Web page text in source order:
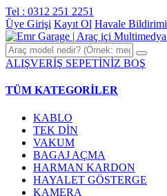
Tel : 0312 251 2251
Üye Girişi Kayıt Ol Havale Bildirimi
ALIŞVERİŞ SEPETİNİZ BOŞ
TÜM KATEGORİLER
KABLO
TEK DİN
VAKUM
BAGAJ AÇMA
HARMAN KARDON
HAYALET GÖSTERGE
KAMERA